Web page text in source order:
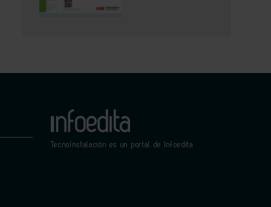
TecnoInstalación es un portal de Infoedita